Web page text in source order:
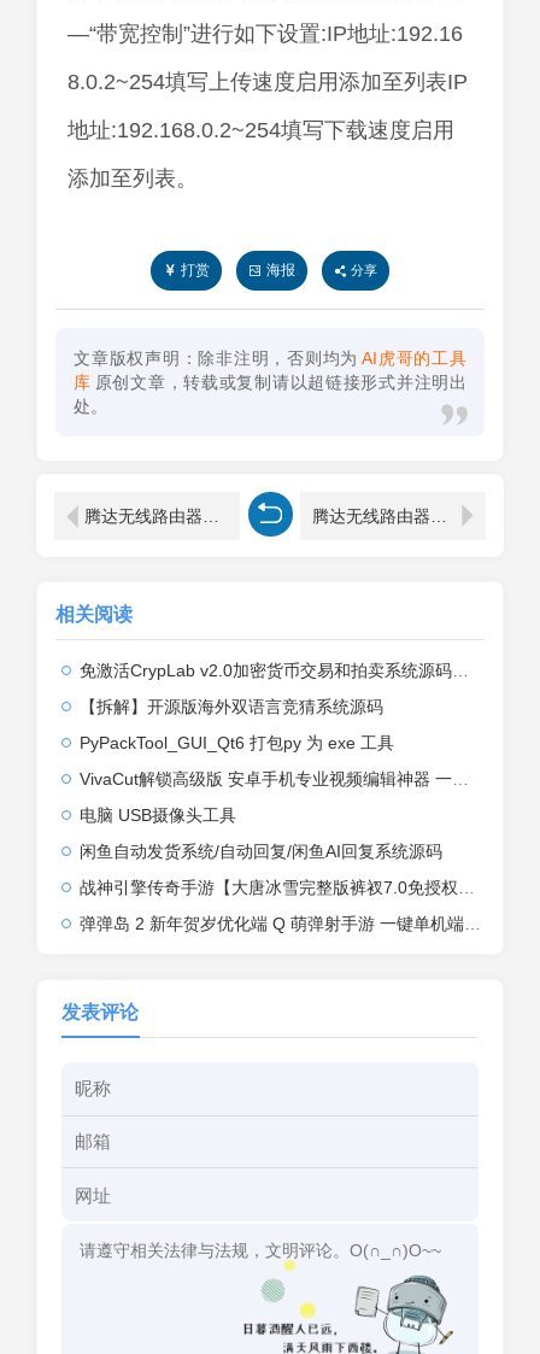
—“带宽控制”进行如下设置:IP地址:192.16
8.0.2~254填写上传速度启用添加至列表IP
地址:192.168.0.2~254填写下载速度启用
添加至列表。
打赏 海报 分享
文章版权声明：除非注明，否则均为 AI虎哥的工具
库 原创文章，转载或复制请以超链接形式并注明出
处。
腾达无线路由器设置方法（192.168.0.1） 腾达无线路由器隐藏无线名称步骤
相关阅读
免激活CrypLab v2.0加密货币交易和拍卖系统源码，前台新增中文后台全部汉化
【拆解】开源版海外双语言竞猜系统源码
PyPackTool_GUI_Qt6 打包py 为 exe 工具
VivaCut解锁高级版 安卓手机专业视频编辑神器 一键式AI加持
电脑 USB摄像头工具
闲鱼自动发货系统/自动回复/闲鱼AI回复系统源码
战神引擎传奇手游【大唐冰雪完整版裤衩7.0免授权】2026整理特色服务端+寒冬之城+万象古城+天威大陆+大唐盛世【站长亲测】
弹弹岛 2 新年贺岁优化端 Q 萌弹射手游 一键单机端 + Linux 手工端 + GM 后台 + 安卓 iOS 双端带教程
发表评论